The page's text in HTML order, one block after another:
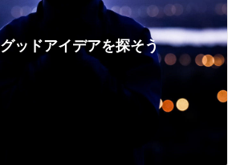
グッドアイデアを探そう